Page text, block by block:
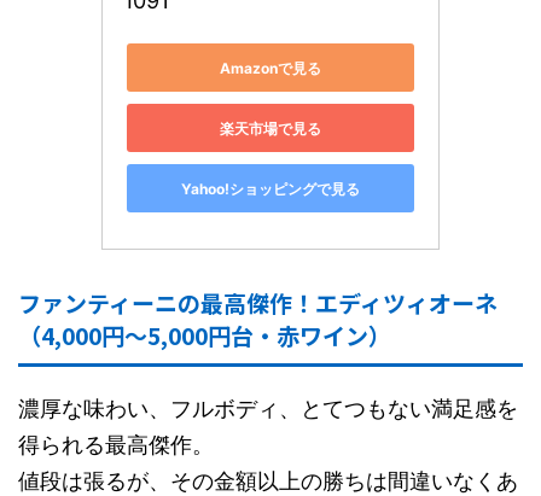
Amazonで見る
楽天市場で見る
Yahoo!ショッピングで見る
ファンティーニの最高傑作！エディツィオーネ
（4,000円～5,000円台・赤ワイン）
濃厚な味わい、フルボディ、とてつもない満足感を
得られる最高傑作。
値段は張るが、その金額以上の勝ちは間違いなくあ